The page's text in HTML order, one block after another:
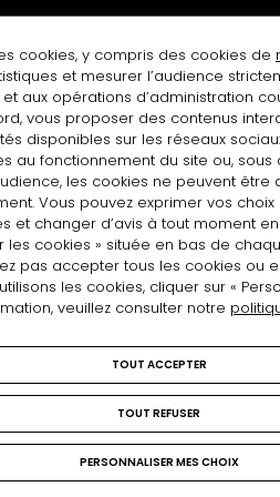
à la lettre d'actualités
Mise à
Plan du site Politique cookies
cookies, y compris des cookies de
et mesurer l’audience
aux opérations d’administration
vous proposer des contenus
disponibles sur les réseaux
au fonctionnement du site ou, sous
les cookies ne peuvent être
Vous pouvez exprimer vos choix
et changer d’avis à tout moment
les cookies » située en bas de
pas accepter tous les cookies ou
les cookies, cliquer sur «
veuillez consulter notre
TOUT ACCEPTER
TOUT REFUSER
PERSONNALISER MES CHOIX